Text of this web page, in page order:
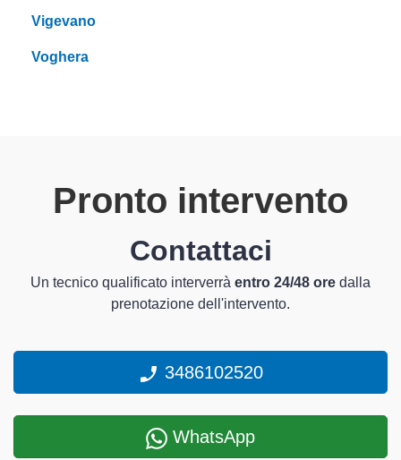
Vigevano
Voghera
Pronto intervento
Contattaci
Un tecnico qualificato interverrà entro 24/48 ore dalla
prenotazione dell'intervento.
3486102520
WhatsApp